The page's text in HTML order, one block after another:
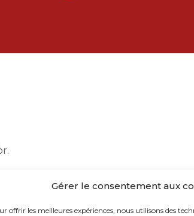
Gérer le consentement aux
offrir les meilleures expériences, nous utilisons des